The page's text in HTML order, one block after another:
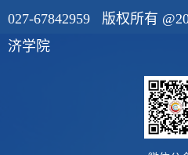
027-67842959 版权所有
济学院